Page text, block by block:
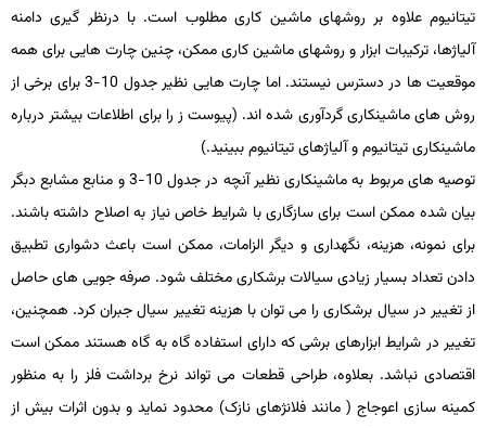
تیتانیوم علاوه بر روش­های ماشین­ کاری مطلوب است. با درنظر گیری دامنه
آلیاژها، ترکیبات ابزار و روش­های ماشین­ کاری ممکن، چنین چارت­ هایی برای همه
موقعیت­ ها در دسترس نیستند. اما چارت­ هایی نظیر جدول 10-3 برای برخی از
روش­ های ماشین­کاری گردآوری شده ­اند. (پیوست ز را برای اطلاعات بیشتر درباره
ماشین­کاری تیتانیوم و آلیاژهای تیتانیوم ببینید.)
توصیه­ های مربوط به ماشین­کاری نظیر آنچه در جدول 10-3 و منابع مشابع دبگر
بیان شده ممکن است برای سازگاری با شرایط خاص نیاز به اصلاح داشته باشند.
برای نمونه، هزینه، نگهداری و دیگر الزامات، ممکن است باعث دشواری تطبیق
دادن تعداد بسیار زیادی سیالات برشکاری مختلف شود. صرفه­ جویی ­های حاصل
از تغییر در سیال برشکاری را می ­توان با هزینه تغییر سیال جبران کرد. هم­چنین،
تغییر در شرایط ابزارهای برشی که دارای استفاده گاه به گاه هستند ممکن است
اقتصادی نباشد. بعلاوه، طراحی قطعات می­ تواند نرخ برداشت فلز را به منظور
کمینه ­سازی اعوجاج ( مانند فلانژهای نازک) محدود نماید و بدون اثرات بیش­ از